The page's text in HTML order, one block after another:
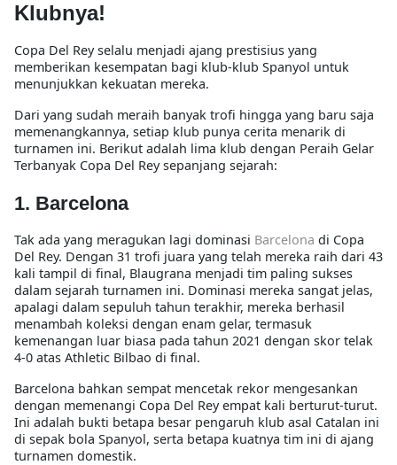
Klubnya!
Copa Del Rey selalu menjadi ajang prestisius yang
memberikan kesempatan bagi klub-klub Spanyol untuk
menunjukkan kekuatan mereka.
Dari yang sudah meraih banyak trofi hingga yang baru saja
memenangkannya, setiap klub punya cerita menarik di
turnamen ini. Berikut adalah lima klub dengan Peraih Gelar
Terbanyak Copa Del Reysepanjang sejarah:
1. Barcelona
Tak ada yang meragukan lagi dominasi Barcelona di Copa
Del Rey. Dengan 31 trofi juara yang telah mereka raih dari 43
kali tampil di final, Blaugrana menjadi tim paling sukses
dalam sejarah turnamen ini. Dominasi mereka sangat jelas,
apalagi dalam sepuluh tahun terakhir, mereka berhasil
menambah koleksi dengan enam gelar, termasuk
kemenangan luar biasa pada tahun 2021 dengan skor telak
4-0 atas Athletic Bilbao di final.
Barcelona bahkan sempat mencetak rekor mengesankan
dengan memenangi Copa Del Rey empat kali berturut-turut.
Ini adalah bukti betapa besar pengaruh klub asal Catalan ini
di sepak bola Spanyol, serta betapa kuatnya tim ini di ajang
turnamen domestik.